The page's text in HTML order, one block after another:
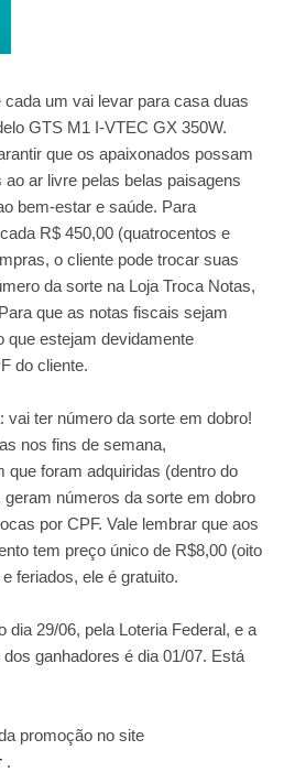
um vai levar para casa duas
GTS M1 I-VTEC GX 350W.
que os apaixonados possam
ar livre pelas belas paisagens
bem-estar e saúde. Para
R$ 450,00 (quatrocentos e
o cliente pode trocar suas
da sorte na Loja Troca Notas,
que as notas fiscais sejam
que estejam devidamente
do cliente.
vai ter número da sorte em dobro!
nos fins de semana,
que foram adquiridas (dentro do
números da sorte em dobro
por CPF. Vale lembrar que aos
tem preço único de R$8,00 (oito
feriados, ele é gratuito.
dia 29/06, pela Loteria Federal, e a
ganhadores é dia 01/07. Está
promoção no site
.